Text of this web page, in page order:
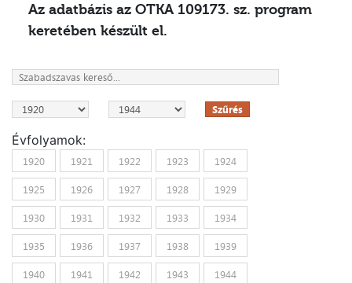
Az adatbázis az OTKA 109173. sz. program
keretében készült el.
Szűrés
Évfolyamok:
1920 1921 1922 1923
1924
1925
1926 1927 1928
1929
1930
1931 1932 1933
1934
1935
1936 1937 1938
1939
1940
1941 1942 1943 1944